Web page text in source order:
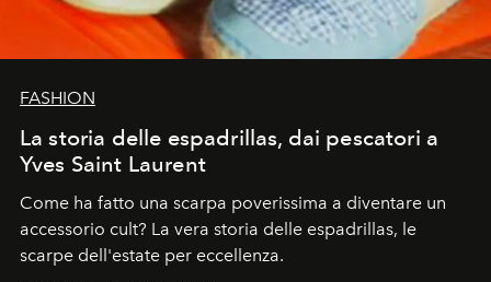
FASHION
La storia delle espadrillas, dai pescatori a
Yves Saint Laurent
Come ha fatto una scarpa poverissima a diventare un
accessorio cult? La vera storia delle espadrillas, le
scarpe dell'estate per eccellenza.